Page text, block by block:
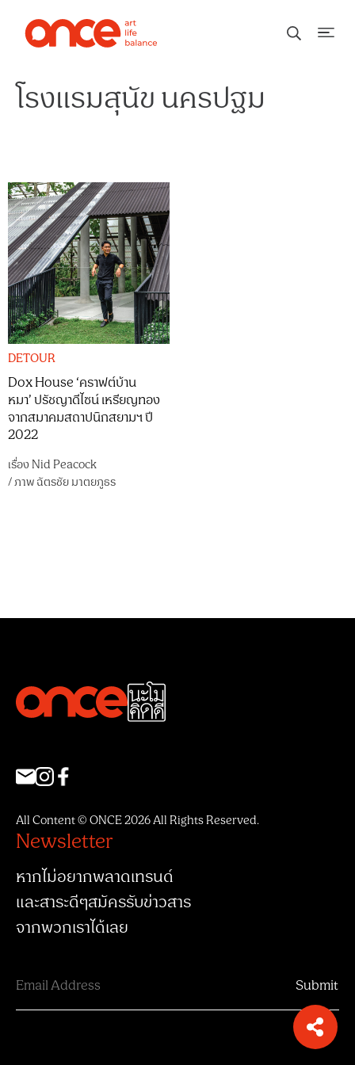
โรงแรมสุนัข นครปฐม
DETOUR
Dox House ‘คราฟต์บ้าน
หมา’ ปรัชญาดีไซน์ เหรียญทอง
จากสมาคมสถาปนิกสยามฯ ปี
2022
เรื่อง Nid Peacock
/ภาพฉัตรชัย มาตยภูธร
All Content © ONCE 2026 All Rights Reserved.
Newsletter
หากไม่อยากพลาดเทรนด์
และสาระดีๆสมัครรับข่าวสาร
จากพวกเราได้เลย